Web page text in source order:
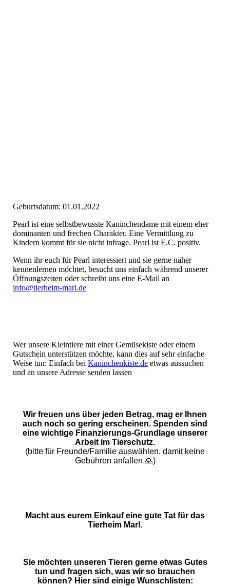
Geburtsdatum: 01.01.2022
Pearl ist eine selbstbewusste Kaninchendame mit einem eher
dominanten und frechen Charakter. Eine Vermittlung zu
Kindern kommt für sie nicht infrage. Pearl ist E.C. positiv.
Wenn ihr euch für Pearl interessiert und sie gerne näher
kennenlernen möchtet, besucht uns einfach während unserer
Öffnungszeiten oder schreibt uns eine E-Mail an
info@tierheim-marl.de
Wer unsere Kleintiere mit einer Gemüsekiste oder einem
Gutschein unterstützen möchte, kann dies auf sehr einfache
Weise tun: Einfach bei Kaninchenkiste.de etwas aussuchen
und an unsere Adresse senden lassen
Wir freuen uns über jeden Betrag, mag er Ihnen
auch noch so gering erscheinen. Spenden sind
eine wichtige Finanzierungs-Grundlage unserer
Arbeit im Tierschutz.
(bitte für Freunde/Familie auswählen, damit keine
Gebühren anfallen 🙏)
Macht aus eurem Einkauf eine gute Tat für das
Tierheim Marl.
Sie möchten unseren Tieren gerne etwas Gutes
tun und fragen sich, was wir so brauchen
können? Hier sind einige Wunschlisten: